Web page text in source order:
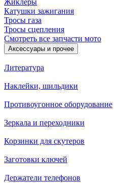
Жиклеры
Катушки зажигания
Тросы газа
Тросы сцепления
Смотреть все запчасти мото
Аксессуары и прочее
Литература
Наклейки, шильдики
Противоугонное оборудование
Зеркала и переходники
Корзинки для скутеров
Заготовки ключей
Держатели телефонов